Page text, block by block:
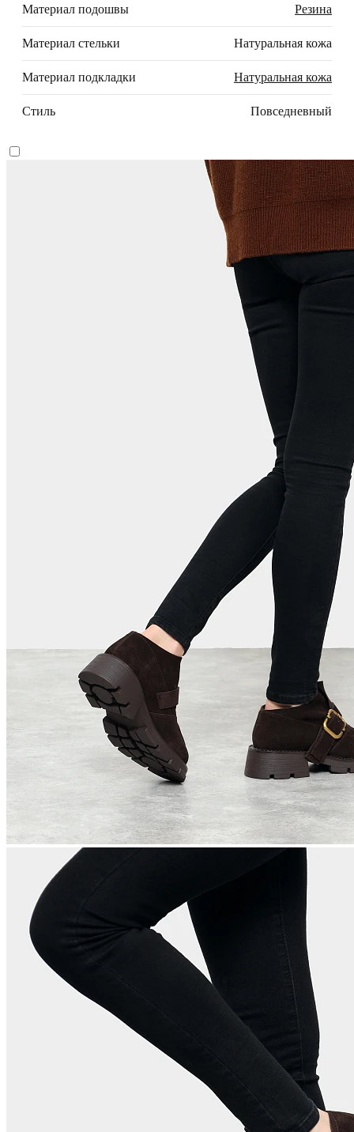
Материал подошвы Резина
Материал стельки Натуральная кожа
Материал подкладки Натуральная кожа
Стиль Повседневный